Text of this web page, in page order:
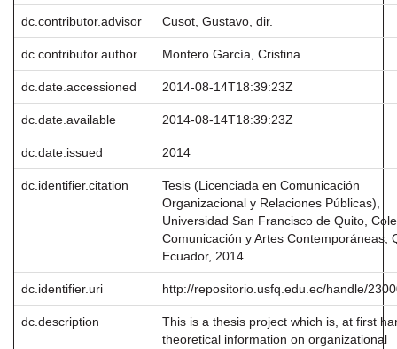
dc.contributor.advisor Cusot, Gustavo, dir.
dc.contributor.author Montero García, Cristina
dc.date.accessioned 2014-08-14T18:39:23Z
dc.date.available 2014-08-14T18:39:23Z
dc.date.issued 2014
dc.identifier.citation
Tesis (Licenciada en Comunicación
Organizacional y Relaciones Públicas),
Universidad San Francisco de Quito,
Comunicación y Artes Contemporáneas;
Ecuador, 2014
dc.identifier.uri http://repositorio.usfq.edu.ec/handle/
dc.description
This is a thesis project which is, at first
theoretical information on organizational